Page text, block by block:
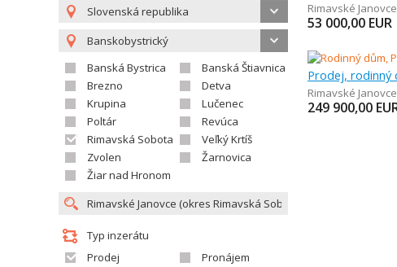
Slovenská republika
Banskobystrický
Banská Bystrica
Banská Štiavnica
Brezno
Detva
Krupina
Lučenec
Poltár
Revúca
Rimavská Sobota
Veľký Krtíš
Zvolen
Žarnovica
Žiar nad Hronom
Typ inzerátu
Prodej
Pronájem
Rimavské Janovce
53 000,00 EUR
Prodej, rodinný
Rimavské Janovce
249 900,00